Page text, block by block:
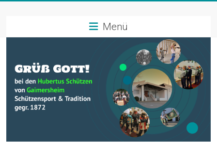
Schützenverein
Hubertus
Schützensport
und
Tradition
Menü